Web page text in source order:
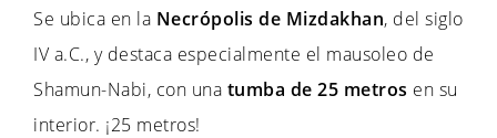
Se ubica en la Necrópolis de Mizdakhan, del siglo
IV a.C., y destaca especialmente el mausoleo de
Shamun-Nabi, con una tumba de 25 metros en su
interior. ¡25 metros!